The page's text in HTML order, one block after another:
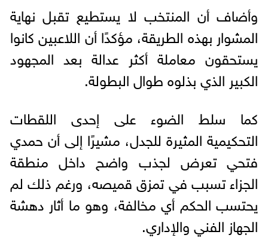
وأضاف أن المنتخب لا يستطيع تقبل نهاية
المشوار بهذه الطريقة، مؤكدًا أن اللاعبين كانوا
يستحقون معاملة أكثر عدالة بعد المجهود
الكبير الذي بذلوه طوال البطولة.
كما سلط الضوء على إحدى اللقطات
التحكيمية المثيرة للجدل، مشيرًا إلى أن حمدي
فتحي تعرض لجذب واضح داخل منطقة
الجزاء تسبب في تمزق قميصه، ورغم ذلك لم
يحتسب الحكم أي مخالفة، وهو ما أثار دهشة
الجهاز الفني والإداري.